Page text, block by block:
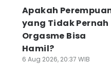
Apakah
yang Tidak Pernah
Orgasme Bisa
Hamil?
6 Aug 2026, 20:37 WIB